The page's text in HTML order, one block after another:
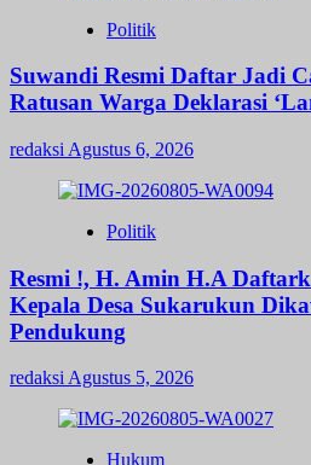
Politik
Suwandi Resmi Daftar Jadi
Ratusan Warga Deklarasi
redaksi Agustus 6, 2026
Politik
Resmi !, H. Amin H.A
Kepala Desa Sukarukun
Pendukung
redaksi Agustus 5, 2026
Hukum